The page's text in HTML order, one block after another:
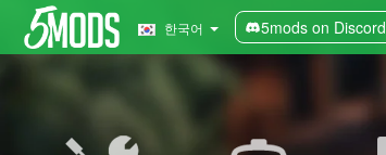
한국어 5mods on Discord